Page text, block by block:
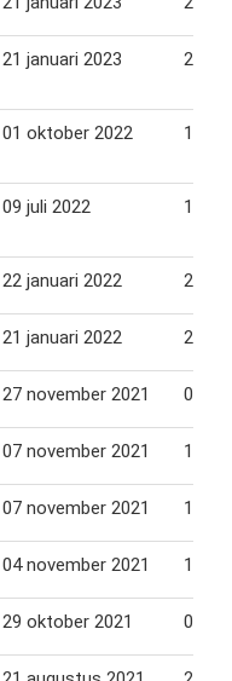
21 januari 2023 27
01 oktober 2022 14
09 juli 2022 15
22 januari 2022 29
21 januari 2022 28
27 november 2021 04
07 november 2021 14
07 november 2021 14
04 november 2021 11
29 oktober 2021 05